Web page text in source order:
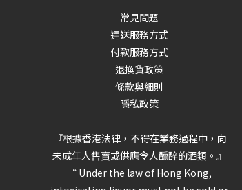
常見問題
運送服務方式
付款服務方式
退換貨政策
條款與細則
隱私政策
『根據香港法律，不得在業務過程中，向
未成年人售賣或供應令人醺醉的酒類。』
“ Under the law of Hong Kong,